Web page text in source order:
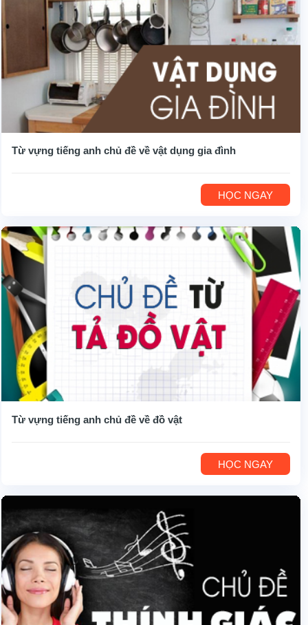
Từ vựng tiếng anh chủ đề về vật dụng gia đình
HỌC NGAY
Từ vựng tiếng anh chủ đề về đồ vật
HỌC NGAY